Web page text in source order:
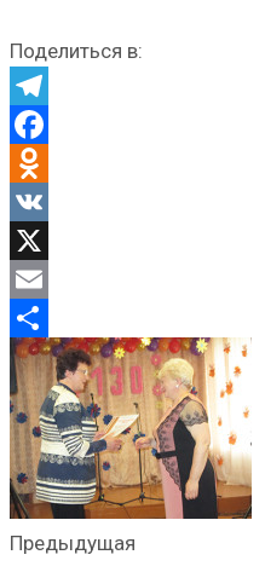
Поделиться в:
Telegram
Facebook
Odnoklassniki
VK
X
Email
Отправить
Предыдущая